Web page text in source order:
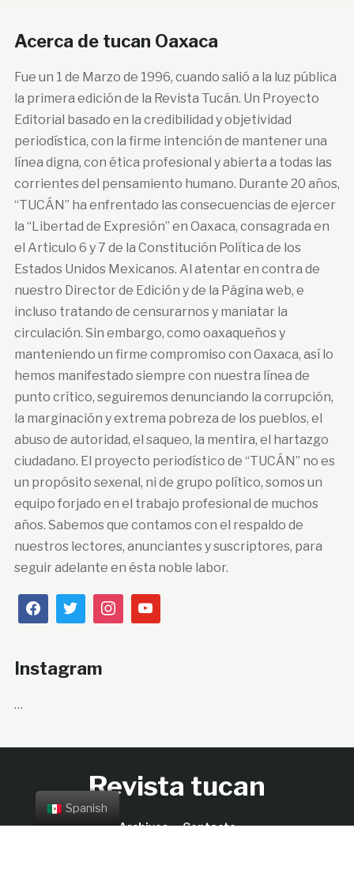
Acerca de tucan Oaxaca
Fue un 1 de Marzo de 1996, cuando salió a la luz pública
la primera edición de la Revista Tucán. Un Proyecto
Editorial basado en la credibilidad y objetividad
periodística, con la firme intención de mantener una
línea digna, con ética profesional y abierta a todas las
corrientes del pensamiento humano. Durante 20 años,
“TUCÁN” ha enfrentado las consecuencias de ejercer
la “Libertad de Expresión” en Oaxaca, consagrada en
el Articulo 6 y 7 de la Constitución Política de los
Estados Unidos Mexicanos. Al atentar en contra de
nuestro Director de Edición y de la Página web, e
incluso tratando de censurarnos y maniatar la
circulación. Sin embargo, como oaxaqueños y
manteniendo un firme compromiso con Oaxaca, así lo
hemos manifestado siempre con nuestra línea de
punto crítico, seguiremos denunciando la corrupción,
la marginación y extrema pobreza de los pueblos, el
abuso de autoridad, el saqueo, la mentira, el hartazgo
ciudadano. El proyecto periodístico de “TUCÁN” no es
un propósito sexenal, ni de grupo político, somos un
equipo forjado en el trabajo profesional de muchos
años. Sabemos que contamos con el respaldo de
nuestros lectores, anunciantes y suscriptores, para
seguir adelante en ésta noble labor.
Instagram
…
Revista tucan
Archivos Contacto
Spanish